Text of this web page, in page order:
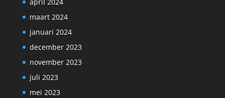
maart 2024
januari 2024
december 2023
november 2023
juli 2023
mei 2023